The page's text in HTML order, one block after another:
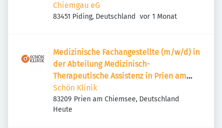
Chiemgau eG
83451 Piding, Deutschland Veröffentlicht
vor 1 Monat
Medizinische Fachangestellte (m/w/d) in
der Abteilung Medizinisch-
Therapeutische Assistenz in Prien am
Chiemsee
Schön Klinik
83209 Prien am Chiemsee, Deutschland
Veröffentlicht
Heute